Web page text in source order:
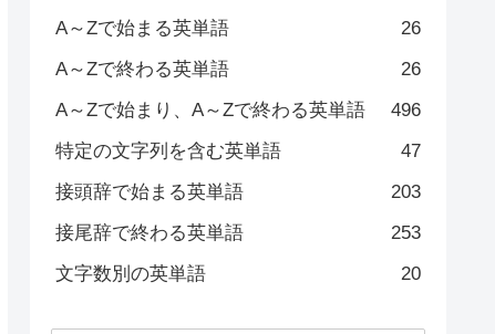
A～Zで始まる英単語
26
A～Zで終わる英単語
26
A～Zで始まり、A～Zで終わる英単語
496
特定の文字列を含む英単語
47
接頭辞で始まる英単語
203
接尾辞で終わる英単語
253
文字数別の英単語
20